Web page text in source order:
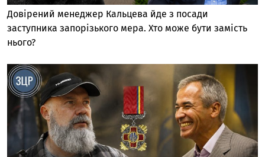
Довірений менеджер Кальцева йде з посади
заступника запорізького мера. Хто може бути замість
нього?